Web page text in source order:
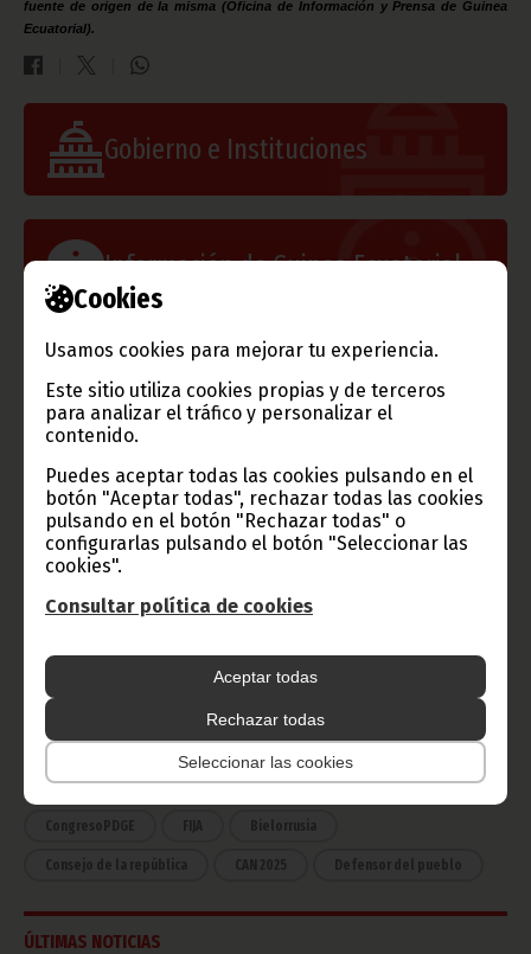
Cookies
Usamos cookies para mejorar tu experiencia.
Este sitio utiliza cookies propias y de terceros
para analizar el tráfico y personalizar el
contenido.
Puedes aceptar todas las cookies pulsando en el
botón "Aceptar todas", rechazar todas las cookies
pulsando en el botón "Rechazar todas" o
configurarlas pulsando el botón "Seleccionar las
cookies".
Consultar política de cookies
Aceptar todas
Rechazar todas
Seleccionar las cookies
fuente de origen de la misma (Oficina de Información y Prensa de Guinea
Ecuatorial).
Gobierno e Instituciones
Información de Guinea Ecuatorial
TVGE
Ecuatorial
Haz click aquí para escuchar ahora
CATEGORÍAS
África
COVID-19 Cultura Estadísticas CAN 2015
Economía Gente GE 50 Aniversario Independencia
CongresoPDGE FIJA Bielorrusia
Consejo de la república CAN 2025 Defensor del pueblo
ÚLTIMAS NOTICIAS